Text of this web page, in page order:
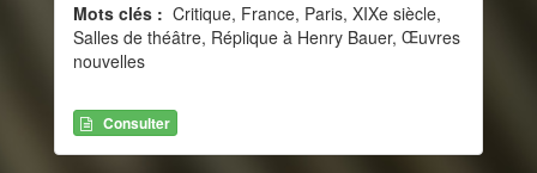
Mots clés : Critique, France, Paris, XIXe siècle,
Salles de théâtre, Réplique à Henry Bauer, Œuvres
nouvelles
Consulter